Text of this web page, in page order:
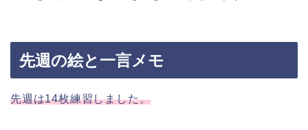
先週の絵と一言メモ
先週は14枚練習しました。